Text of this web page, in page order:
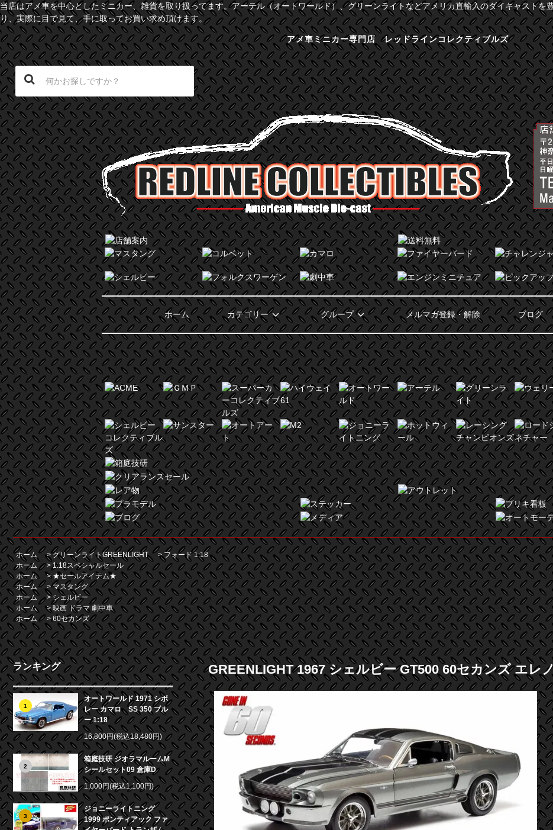
当店はアメ車を中心としたミニカー、雑貨を取り扱ってます。アーテル（オートワールド）、グリーンライトなどアメリカ直輸入のダイキャスト
り、実際に目で見て、手に取ってお買い求め頂けます。
アメ車ミニカー専門店 レッドラインコレクティブルズ
ホーム カテゴリー グループ メルマガ登録・解除 ブログ
ホーム >グリーンライトGREENLIGHT >フォード 1:18
ホーム
>1:18スペシャルセール
ホーム
>★セールアイテム★
ホーム
>マスタング
ホーム
>シェルビー
ホーム
>映画 ドラマ 劇中車
ホーム
>60セカンズ
ランキング
1
オートワールド 1971 シボ
レー カマロ SS 350 ブル
ー 1:18
16,800円(税込18,480円)
2
箱庭技研 ジオラマルームM
シールセット09 倉庫D
1,000円(税込1,100円)
3
ジョニーライトニング
1999 ポンティアック ファ
GREENLIGHT 1967 シェルビー GT500 60セカンズ エレ